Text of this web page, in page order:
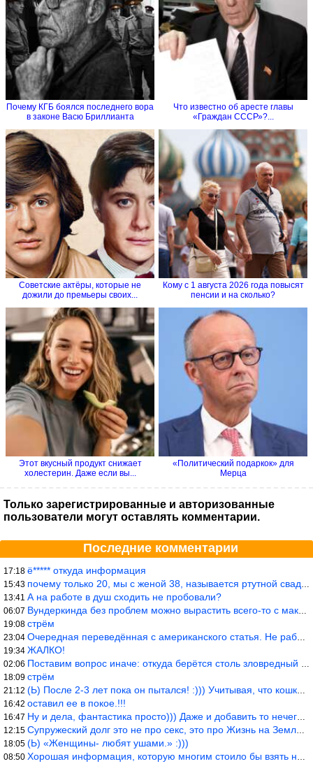
Почему КГБ боялся последнего вора
в законе Васю Бриллианта
Что известно об аресте главы
«Граждан СССР»?...
Советские актёры, которые не
дожили до премьеры своих...
Кому с 1 августа 2026 года повысят
пенсии и на сколько?
Этот вкусный продукт снижает
холестерин. Даже если вы...
«Политический подаркок» для
Мерца
Только зарегистрированные и авторизованные
пользователи могут оставлять комментарии.
Последние комментарии
17:18 ё***** откуда информация
15:43 почему только 20, мы с женой 38, называется ртутной свадьбой, гр
13:41 А на работе в душ сходить не пробовали?
06:07 Вундеркинда без проблем можно вырастить всего-то с максимально р
19:08 стрём
23:04 Очередная переведённая с американского статья. Не работает эта ф
19:34 ЖАЛКО!
02:06 Поставим вопрос иначе: откуда берётся столь зловредный феминизм?
18:09 стрём
21:12 (Ь) После 2-3 лет пока он пытался! :))) Учитывая, что кошки 10-1
16:42 оставил ее в покое.!!!
16:47 Ну и дела, фантастика просто))) Даже и добавить то нечего…
12:15 Супружеский долг это не про секс, это про Жизнь на Земле. Супруж
18:05 (Ь) «Женщины- любят ушами.» :)))
08:50 Хорошая информация, которую многим стоило бы взять на вооружение